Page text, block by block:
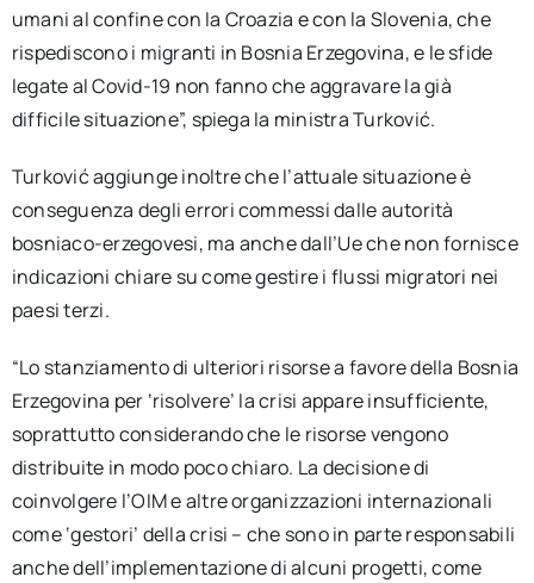
umani al confine con la Croazia e con la Slovenia, che
rispediscono i migranti in Bosnia Erzegovina, e le sfide
legate al Covid-19 non fanno che aggravare la già
difficile situazione”, spiega la ministra Turković.
Turković aggiunge inoltre che l’attuale situazione è
conseguenza degli errori commessi dalle autorità
bosniaco-erzegovesi, ma anche dall’Ue che non fornisce
indicazioni chiare su come gestire i flussi migratori nei
paesi terzi.
“Lo stanziamento di ulteriori risorse a favore della Bosnia
Erzegovina per ‘risolvere’ la crisi appare insufficiente,
soprattutto considerando che le risorse vengono
distribuite in modo poco chiaro. La decisione di
coinvolgere l’OIM e altre organizzazioni internazionali
come ‘gestori’ della crisi – che sono in parte responsabili
anche dell’implementazione di alcuni progetti, come